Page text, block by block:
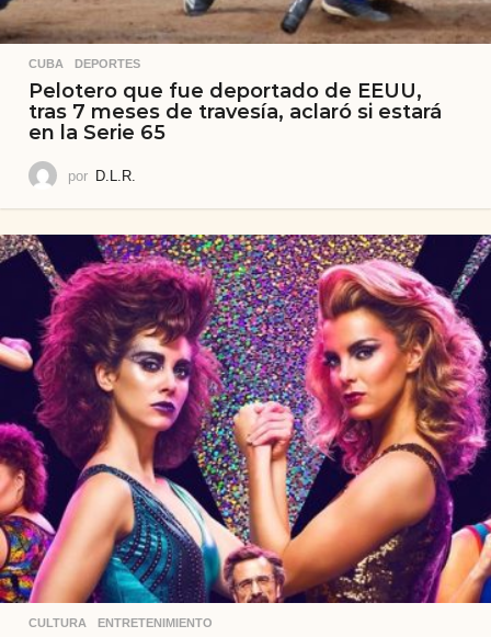
CUBA ,DEPORTES
Pelotero que fue deportado de EEUU,
tras 7 meses de travesía, aclaró si estará
en la Serie 65
por D.L.R.
CULTURA ,ENTRETENIMIENTO